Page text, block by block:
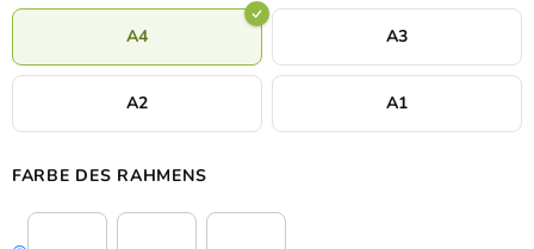
A4 A3
A2 A1
FARBE DES RAHMENS